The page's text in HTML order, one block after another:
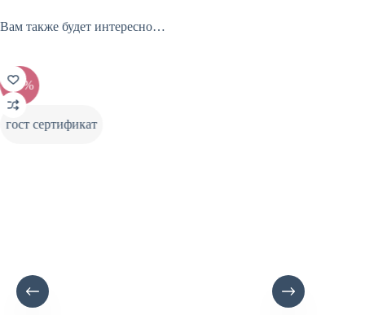
Вам также будет интересно…
-20%
гост сертификат